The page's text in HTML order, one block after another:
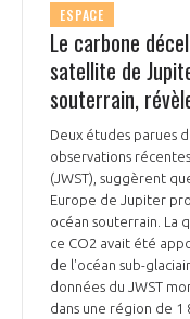
ESPACE
Le carbone
satellite de
souterrain,
Deux études parues
observations
(JWST), suggèrent
Europe de Jupiter
océan souterrain. La
ce CO2 avait été
de l'océan sub-
données du JWST
dans une région de 1